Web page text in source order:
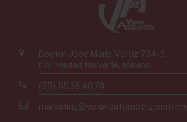
Doctor José María Vértiz 734-3
Col. Piedad Narvarte, México
(55) 55.38.40.70
marketing@visionautomotriz.com.mx